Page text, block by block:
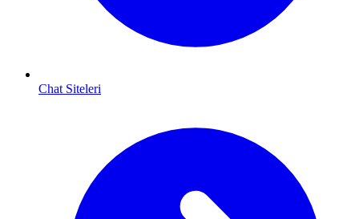
Chat Siteleri